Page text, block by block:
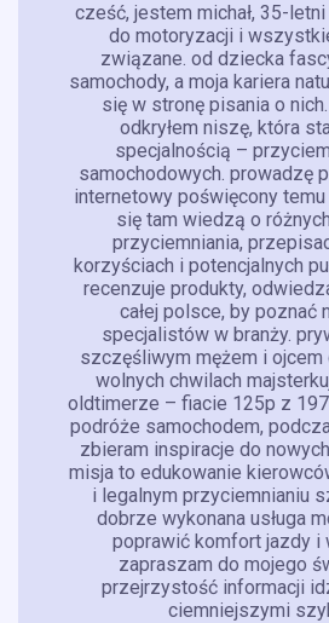
cześć, jestem michał, 35-
do motoryzacji i
związane. od dziecka
samochody, a moja kariera
się w stronę pisania o
odkryłem niszę, która
specjalnością –
samochodowych. prowadzę
internetowy poświęcony
się tam wiedzą o
przyciemniania,
korzyściach i potencjalnych
recenzuje produkty,
całej polsce, by poznać
specjalistów w branży.
szczęśliwym mężem i
wolnych chwilach
oldtimerze – fiacie 125p z
podróże samochodem,
zbieram inspiracje do
misja to edukowanie
i legalnym przyciemnianiu
dobrze wykonana usługa
poprawić komfort jazdy i
zapraszam do mojego
przejrzystość informacji
ciemniejszymi